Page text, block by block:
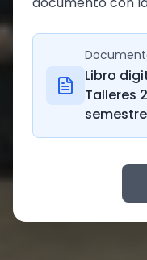
Libro
Talleres